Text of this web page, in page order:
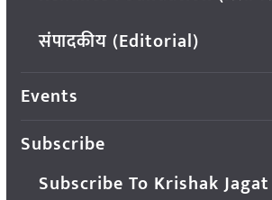
संपादकीय (Editorial)
Events
Subscribe
Subscribe To Krishak